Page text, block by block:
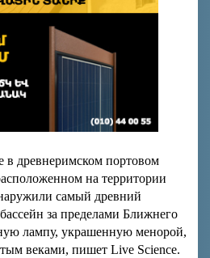
в древнеримском портовом
на территории
самый древний
за пределами Ближнего
лампу, украшенную менорой,
веками, пишет Live Science.